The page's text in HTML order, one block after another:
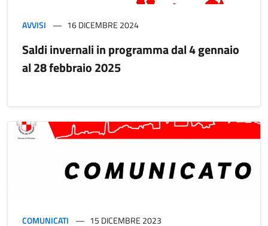
AVVISI 16 DICEMBRE 2024
Saldi invernali in programma dal 4 gennaio
al 28 febbraio 2025
COMUNICATI 15 DICEMBRE 2023